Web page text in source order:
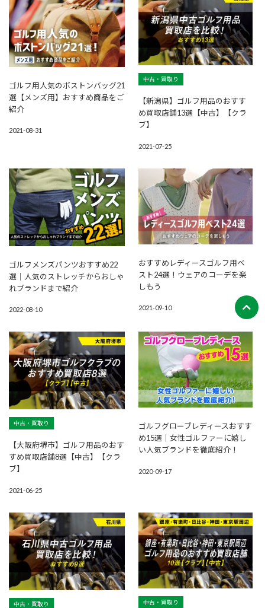
ゴルフ用人気のボストンバッグ21
選【メンズ用】おすすめ商品をご
紹介
2021-08-31
中古・買取り
【新潟県】ゴルフ用品のおすす
め買取店舗13選【中古】【クラ
ブ】
2021-07-25
ゴルフメンズパンツおすすめ22
選｜人気のストレッチからおしゃ
れブランドまで紹介
2022-08-10
おすすめレディースゴルフ用ベ
スト24選！ウェアのコーデを楽
しもう
2021-09-10
中古・買取り
【大阪府堺市】ゴルフ用品のおす
すめ買取店舗8選【中古】【クラ
ブ】
2021-06-25
ゴルフグローブレディースおすす
め15選｜女性ゴルファーに嬉し
い人気ブランドを徹底紹介！
2020-09-17
中古・買取り 中古・買取り